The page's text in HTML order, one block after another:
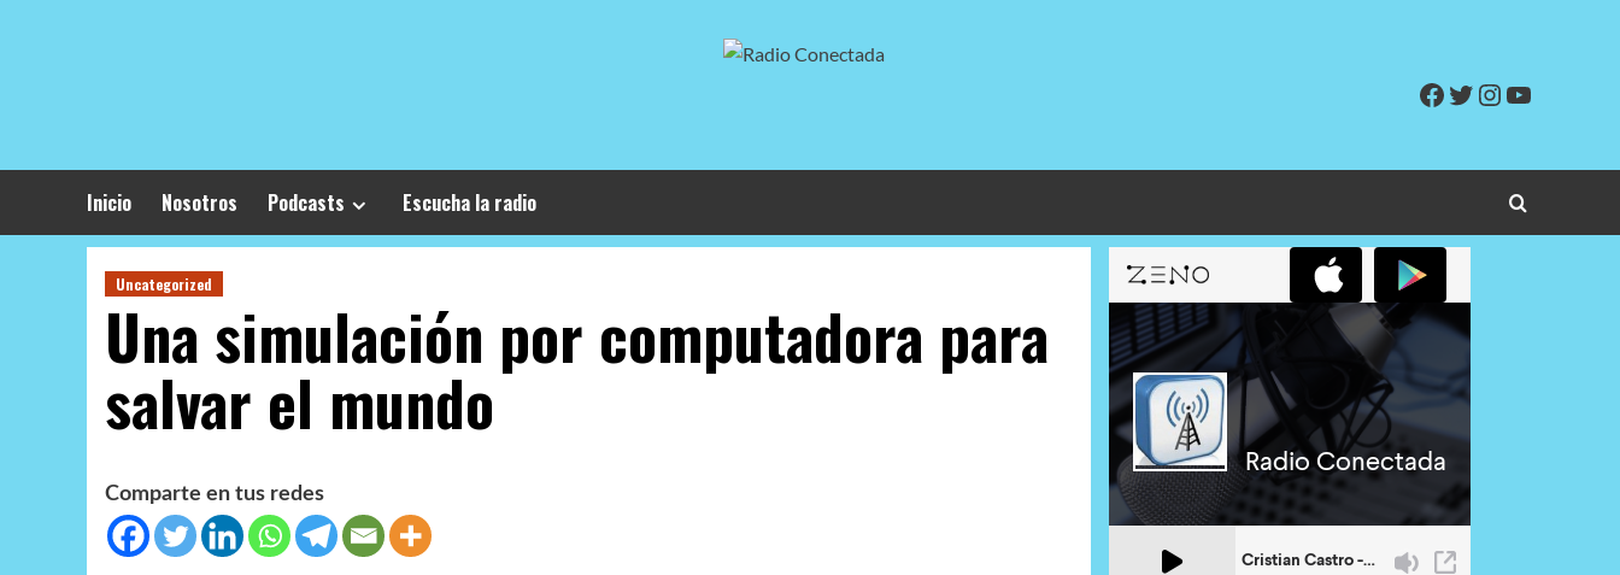
Facebook
Twitter
Instagram
YouTube
Inicio Nosotros Podcasts Escucha la radio
Uncategorized
Una simulación por computadora para
salvar el mundo
Comparte en tus redes